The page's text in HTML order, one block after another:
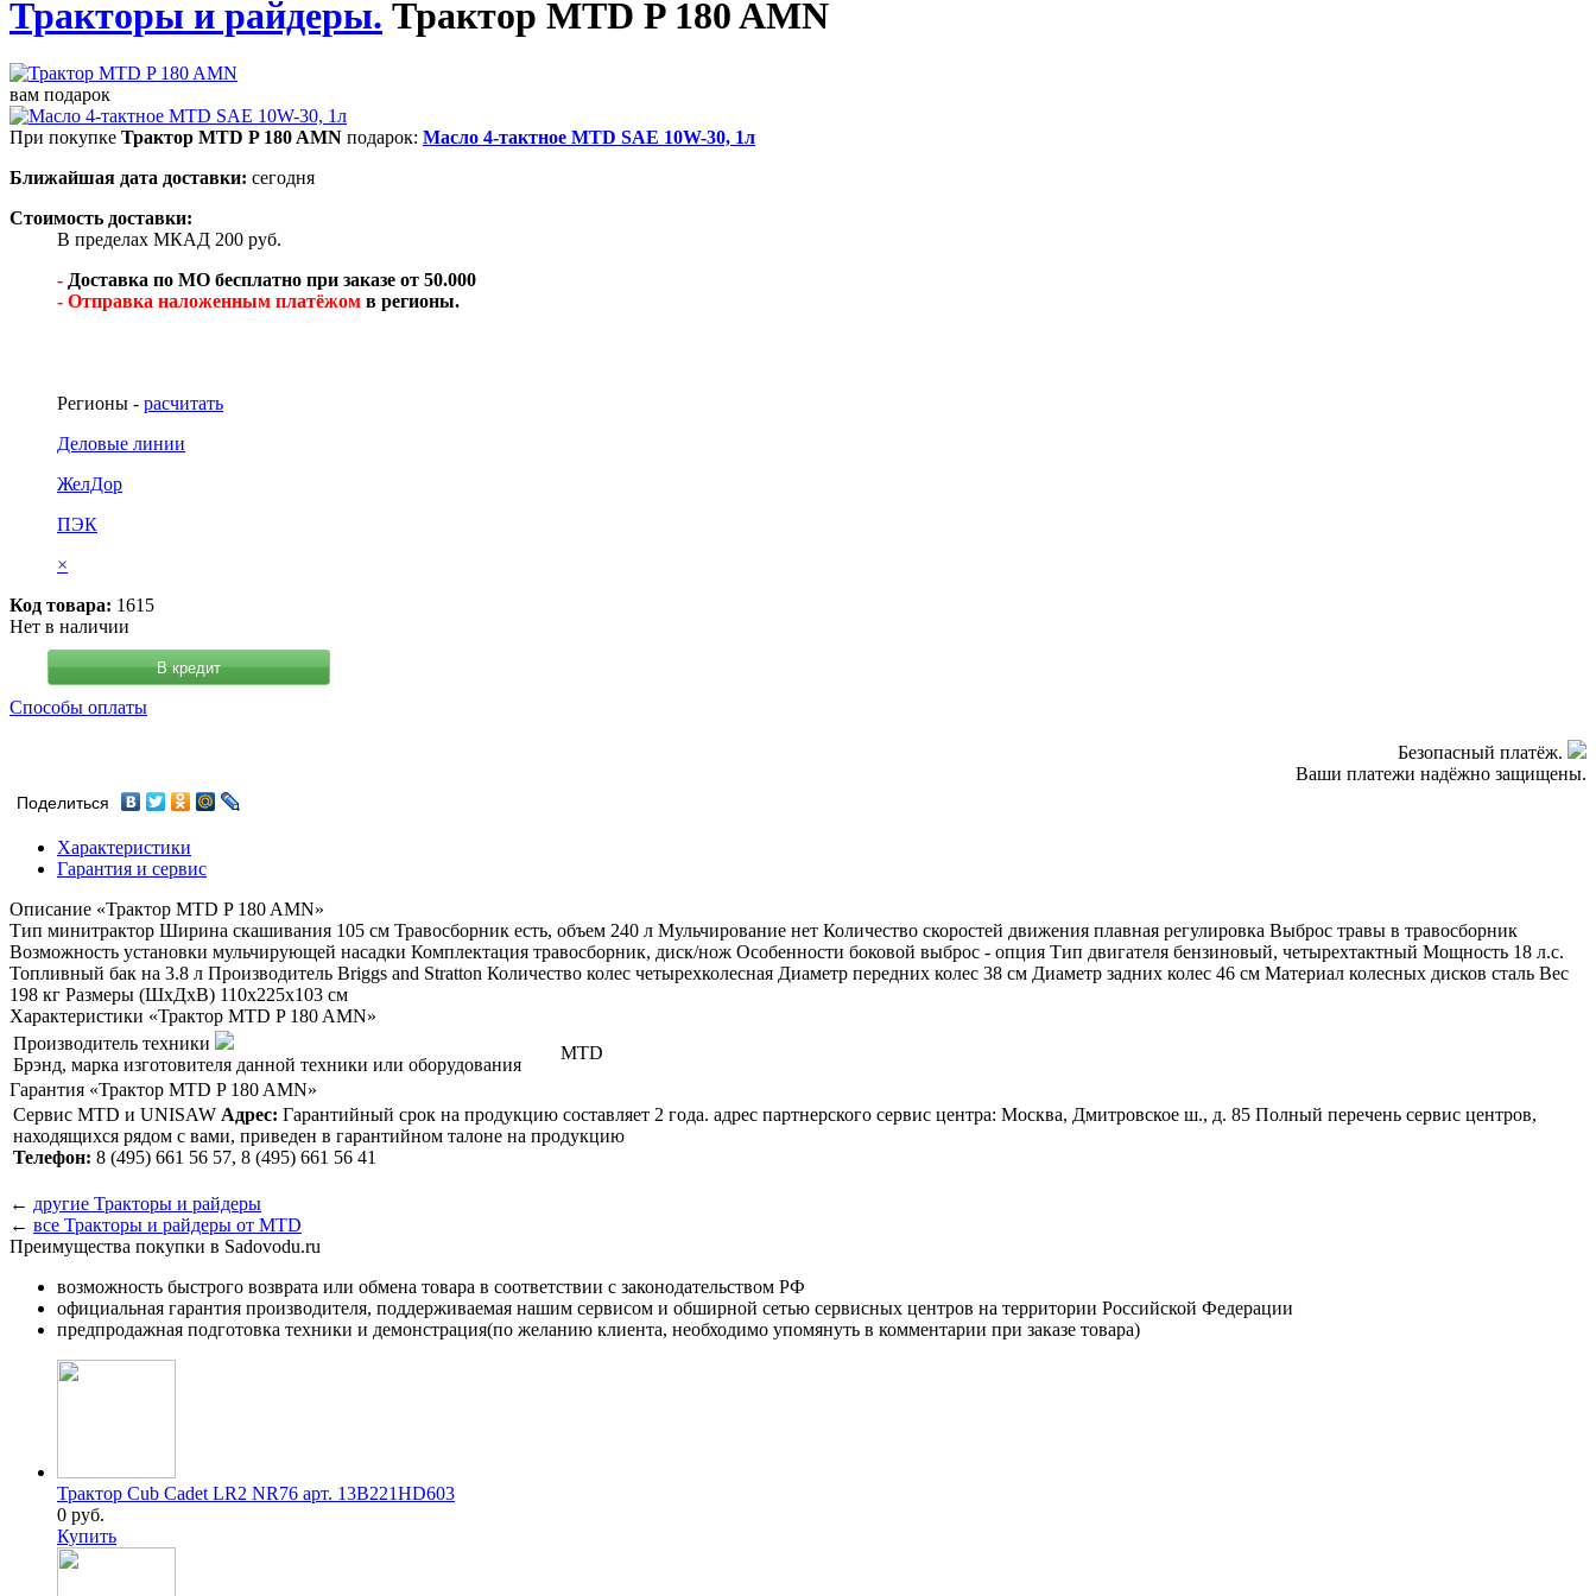
Тракторы и райдеры. Трактор MTD P 180 AMN
вам подарок
При покупке Трактор MTD P 180 AMN подарок: Масло 4-тактное MTD SAE 10W-30, 1л
Ближайшая дата доставки: сегодня
Стоимость доставки:
В пределах МКАД 200 руб.
- Доставка по МО бесплатно при заказе от 50.000
- Отправка наложенным платёжом в регионы.
Регионы - расчитать
Деловые линии
ЖелДор
ПЭК
×
Код товара: 1615
Нет в наличии
В кредит
Способы оплаты
Безопасный платёж.
Ваши платежи надёжно защищены.
Поделиться
Характеристики
Гарантия и сервис
Описание «Трактор MTD P 180 AMN»
Тип минитрактор Ширина скашивания 105 см Травосборник есть, объем 240 л Мульчирование нет Количество скоростей движения плавная регулировка Выброс травы в травосборник
Возможность установки мульчирующей насадки Комплектация травосборник, диск/нож Особенности боковой выброс - опция Тип двигателя бензиновый, четырехтактный Мощность 18 л.с.
Топливный бак на 3.8 л Производитель Briggs and Stratton Количество колес четырехколесная Диаметр передних колес 38 см Диаметр задних колес 46 см Материал колесных дисков сталь Вес
198 кг Размеры (ШxДxВ) 110x225x103 см
Характеристики «Трактор MTD P 180 AMN»
Производитель техники
Брэнд, марка изготовителя данной техники или оборудования
MTD
Гарантия «Трактор MTD P 180 AMN»
Сервис MTD и UNISAW Адрес: Гарантийный срок на продукцию составляет 2 года. адрес партнерского сервис центра: Москва, Дмитровское ш., д. 85 Полный перечень сервис центров,
находящихся рядом с вами, приведен в гарантийном талоне на продукцию
Телефон: 8 (495) 661 56 57, 8 (495) 661 56 41
← другие Тракторы и райдеры
← все Тракторы и райдеры от MTD
Преимущества покупки в Sadovodu.ru
возможность быстрого возврата или обмена товара в соответствии с законодательством РФ
официальная гарантия производителя, поддерживаемая нашим сервисом и обширной сетью сервисных центров на территории Российской Федерации
предпродажная подготовка техники и демонстрация(по желанию клиента, необходимо упомянуть в комментарии при заказе товара)
Трактор Cub Cadet LR2 NR76 арт. 13B221HD603
0 руб.
Купить